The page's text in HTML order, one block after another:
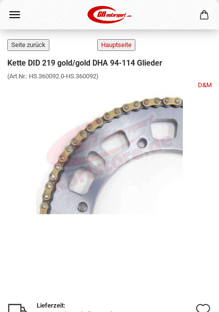
Kette DID 219 gold/gold DHA 94-114 Glieder
(Art.Nr.: HS.360092.0-HS.360092)
D&M
Lieferzeit: